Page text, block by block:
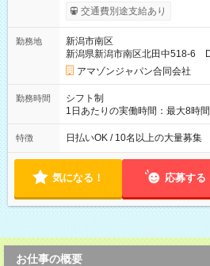
まで昇給の機会があります。 ■正社員登用制度あり ※月末締/翌
月25日支払い ※時間外手当、別
☆Amazon直雇用で安定して働けます！ 【試用期間】
あり 試用期間の長さ：1週間 雇
です。
交通費別途支給あり
勤務地
新潟市南区
新潟県新潟市南区北田中518-6
アマゾンジャパン合同会社
勤務時間
シフト制
1日あたりの実働時間：最大8時
12時～21時
特徴 日払いOK / 10名以上の大量募集
気になる！ 応募する
お仕事の概要